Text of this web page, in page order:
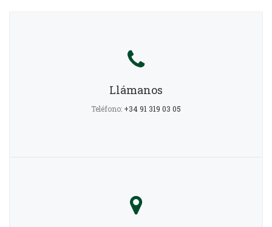
Llámanos
Teléfono: +34 91 319 03 05